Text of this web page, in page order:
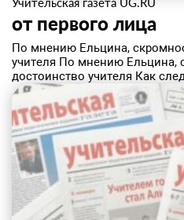
от первого лица
По мнению Ельцина,
учителя По мнению Ельцина,
достоинство учителя Как